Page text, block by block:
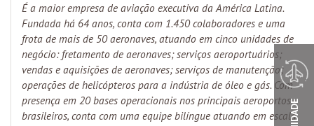
É a maior empresa de aviação executiva da América Latina.
Fundada há 64 anos, conta com 1.450 colaboradores e uma
frota de mais de 50 aeronaves, atuando em cinco unidades de
negócio: fretamento de aeronaves; serviços aeroportuários;
vendas e aquisições de aeronaves; serviços de manutenção;
operações de helicópteros para a indústria de óleo e gás. Com
presença em 20 bases operacionais nos principais aeroportos
brasileiros, conta com uma equipe bilíngue atuando em escala